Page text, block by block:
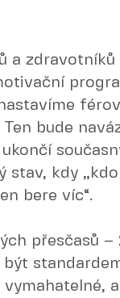
a zdravotníků
bude
stav, kdy
bere víc“.
přesčasů
být
vymahatelné,